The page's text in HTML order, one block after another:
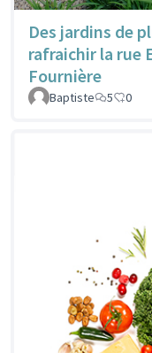
Des jardins de
rafraichir la rue
Fournière
Baptiste 5 0